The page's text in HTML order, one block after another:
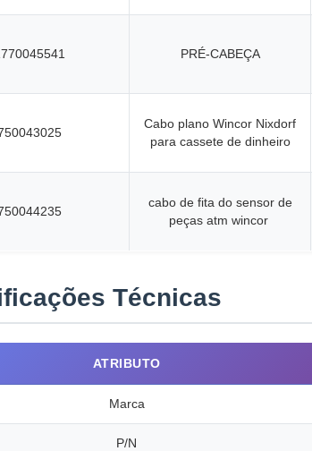
PRÉ-CABEÇA
Cabo plano Wincor Nixdorf
para cassete de dinheiro
cabo de fita do sensor de
peças atm wincor
Técnicas
ATRIBUTO
Marca
P/N